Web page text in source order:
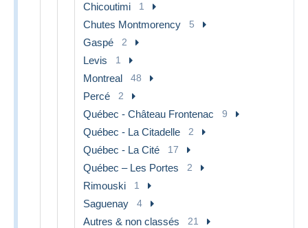
Chicoutimi 1
Chutes Montmorency 5
Gaspé 2
Levis 1
Montreal 48
Percé 2
Québec - Château Frontenac 9
Québec - La Citadelle 2
Québec - La Cité 17
Québec – Les Portes 2
Rimouski 1
Saguenay 4
Autres & non classés 21